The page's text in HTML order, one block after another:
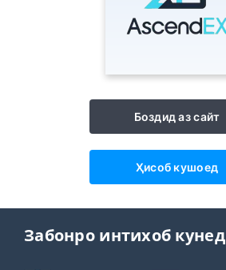
Боздид аз сайт
Ҳисоб кушоед
Забонро интихоб кунед